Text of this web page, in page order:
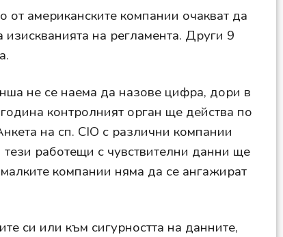
американските компании очакват да
на регламента. Други 9
не се наема да назове цифра, дори в
контролният орган ще действа по
на сп. CIO с различни компании
работещи с чувствителни данни ще
компании няма да се ангажират
си или към сигурността на данните,